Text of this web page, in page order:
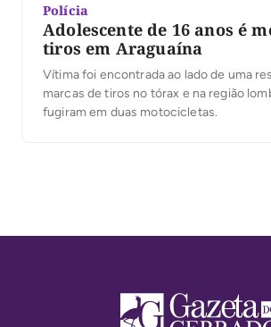
Polícia
Adolescente de 16 anos é
tiros em Araguaína
Vítima foi encontrada ao lado de uma
marcas de tiros no tórax e na região
fugiram em duas motocicletas.